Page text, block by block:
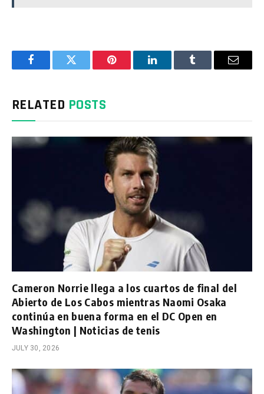
FacebookTwitter Pinterest LinkedInTumblr Email
RELATED POSTS
Cameron Norrie llega a los cuartos de final del
Abierto de Los Cabos mientras Naomi Osaka
continúa en buena forma en el DC Open en
Washington | Noticias de tenis
JULY 30, 2026